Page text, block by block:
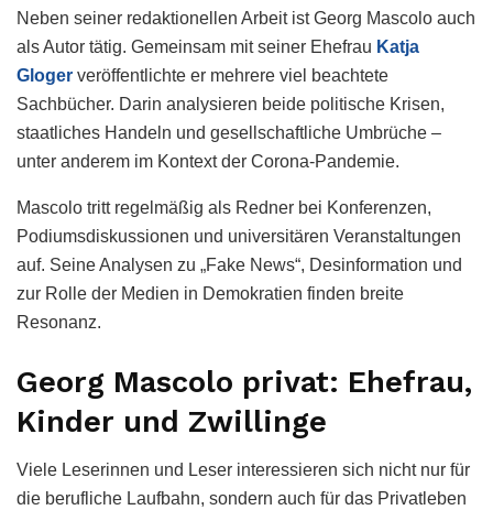
Neben seiner redaktionellen Arbeit ist Georg Mascolo auch
als Autor tätig. Gemeinsam mit seiner Ehefrau Katja
Gloger veröffentlichte er mehrere viel beachtete
Sachbücher. Darin analysieren beide politische Krisen,
staatliches Handeln und gesellschaftliche Umbrüche –
unter anderem im Kontext der Corona-Pandemie.
Mascolo tritt regelmäßig als Redner bei Konferenzen,
Podiumsdiskussionen und universitären Veranstaltungen
auf. Seine Analysen zu „Fake News“, Desinformation und
zur Rolle der Medien in Demokratien finden breite
Resonanz.
Georg Mascolo privat: Ehefrau,
Kinder und Zwillinge
Viele Leserinnen und Leser interessieren sich nicht nur für
die berufliche Laufbahn, sondern auch für das Privatleben